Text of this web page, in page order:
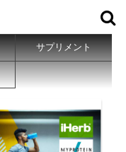
サプリメント